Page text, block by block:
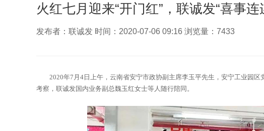
火红七月迎来“开门红”，联诚发“喜事连
发布者：联诚发 时间：2020-07-06 09:16 浏览量：7433
2020年7月4日上午，云南省安宁市政协副主席李玉平先生，安宁工业园
考察，联诚发国内业务副总魏玉红女士等人随行陪同。